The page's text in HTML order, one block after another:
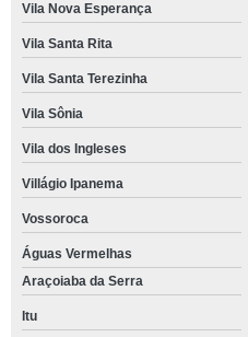
Vila Nova Esperança
Vila Santa Rita
Vila Santa Terezinha
Vila Sônia
Vila dos Ingleses
Villágio Ipanema
Vossoroca
Águas Vermelhas
Araçoiaba da Serra
Itu